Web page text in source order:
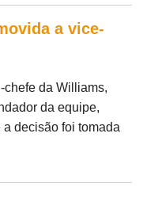
a vice-
da Williams,
da equipe,
decisão foi tomada